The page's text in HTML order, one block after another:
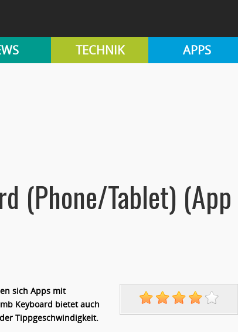
TECHNIK APPS
(Phone/Tablet) (App
sich Apps mit
Keyboard bietet auch
Tippgeschwindigkeit.